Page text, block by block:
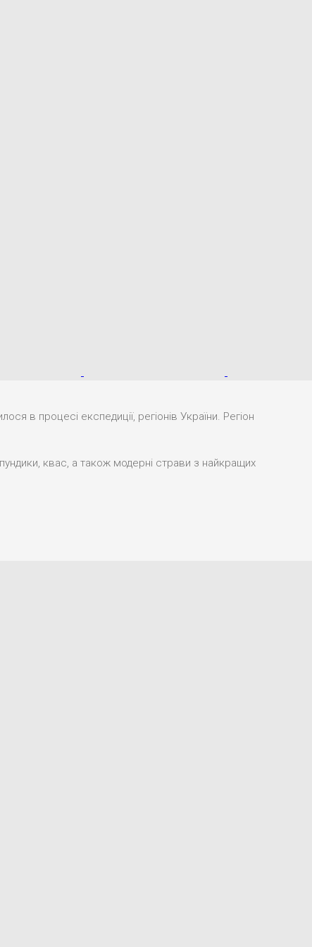
в процесі експедиції, регіонів України. Регіон
квас, а також модерні страви з найкращих